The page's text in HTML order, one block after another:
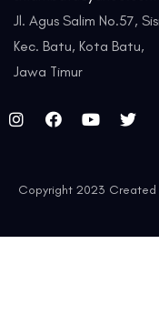
Jl. Agus Salim No.57,
Kec. Batu, Kota Batu,
Jawa Timur
Copyright 2023